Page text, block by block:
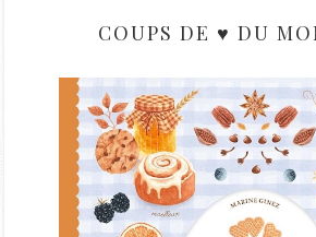
COUPS DE ♥ DU